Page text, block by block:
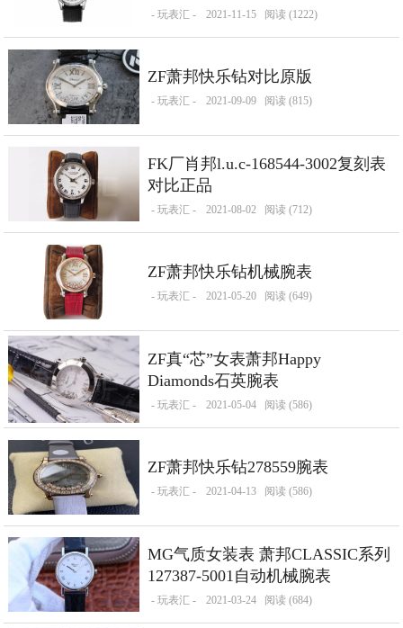
- 玩表汇 - 2021-11-15 阅读 (1222)
ZF萧邦快乐钻对比原版
- 玩表汇 - 2021-09-09 阅读 (815)
FK厂肖邦l.u.c-168544-3002复刻表
对比正品
- 玩表汇 - 2021-08-02 阅读 (712)
ZF萧邦快乐钻机械腕表
- 玩表汇 - 2021-05-20 阅读 (649)
ZF真“芯”女表萧邦Happy
Diamonds石英腕表
- 玩表汇 - 2021-05-04 阅读 (586)
ZF萧邦快乐钻278559腕表
- 玩表汇 - 2021-04-13 阅读 (586)
MG气质女装表 萧邦CLASSIC系列
127387-5001自动机械腕表
- 玩表汇 - 2021-03-24 阅读 (684)